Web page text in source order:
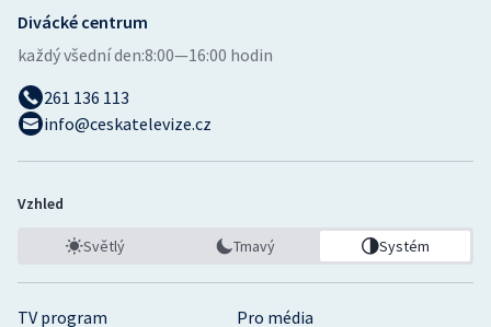
TV program Pro média
Divácké centrum
každý všední den:8:00—16:00 hodin
261 136 113
info@ceskatelevize.cz
Vzhled
Světlý Tmavý Systém